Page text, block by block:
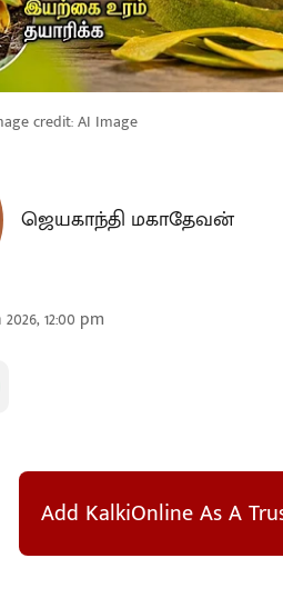
credit: AI Image
ஜெயகாந்தி மகாதேவன்
2026, 12:00 pm
Add KalkiOnline As A